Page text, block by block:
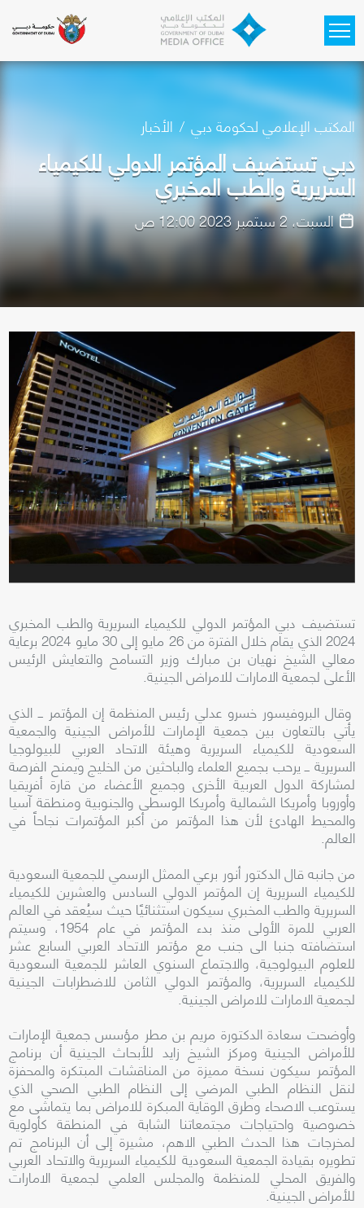
المكتب الإعلامي لحكومة دبي الأخبار
دبي تستضيف المؤتمر الدولي للكيمياء
السريرية والطب المخبري
السبت، 2 سبتمبر 2023 12:00 ص
تستضيف دبي المؤتمر الدولي للكيمياء السريرية والطب المخبري
2024 الذي يقام خلال الفترة من 26 مايو إلى 30 مايو 2024 برعاية
معالي الشيخ نهيان بن مبارك وزير التسامح والتعايش الرئيس
الأعلى لجمعية الامارات للامراض الجينية.
وقال البروفيسور خسرو عدلي رئيس المنظمة إن المؤتمر ــ الذي
يأتي بالتعاون بين جمعية الإمارات للأمراض الجينية والجمعية
السعودية للكيمياء السريرية وهيئة الاتحاد العربي للبيولوجيا
السريرية ــ يرحب بجميع العلماء والباحثين من الخليج ويمنح الفرصة
لمشاركة الدول العربية الأخرى وجميع الأعضاء من قارة أفريقيا
وأوروبا وأمريكا الشمالية وأمريكا الوسطى والجنوبية ومنطقة آسيا
والمحيط الهادئ لأن هذا المؤتمر من أكبر المؤتمرات نجاحاً في
العالم.
من جانبه قال الدكتور أنور برعي الممثل الرسمي للجمعية السعودية
للكيمياء السريرية إن المؤتمر الدولي السادس والعشرين للكيمياء
السريرية والطب المخبري سيكون استثنائيًا حيث سيُعقد في العالم
العربي للمرة الأولى منذ بدء المؤتمر في عام 1954، وسيتم
استضافته جنبا الى جنب مع مؤتمر الاتحاد العربي السابع عشر
للعلوم البيولوجية، والاجتماع السنوي العاشر للجمعية السعودية
للكيمياء السريرية، والمؤتمر الدولي الثامن للاضطرابات الجينية
لجمعية الامارات للامراض الجينية.
وأوضحت سعادة الدكتورة مريم بن مطر مؤسس جمعية الإمارات
للأمراض الجينية ومركز الشيخ زايد للأبحاث الجينية أن برنامج
المؤتمر سيكون نسخة مميزة من المناقشات المبتكرة والمحفزة
لنقل النظام الطبي المرضي إلى النظام الطبي الصحي الذي
يستوعب الاصحاء وطرق الوقاية المبكرة للامراض بما يتماشى مع
خصوصية واحتياجات مجتمعاتنا الشابة في المنطقة كأولوية
لمخرجات هذا الحدث الطبي الاهم، مشيرة إلى أن البرنامج تم
تطويره بقيادة الجمعية السعودية للكيمياء السريرية والاتحاد العربي
والفريق المحلي للمنظمة والمجلس العلمي لجمعية الامارات
للأمراض الجينية.